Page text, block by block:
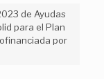
de Ayudas
para el Plan
por